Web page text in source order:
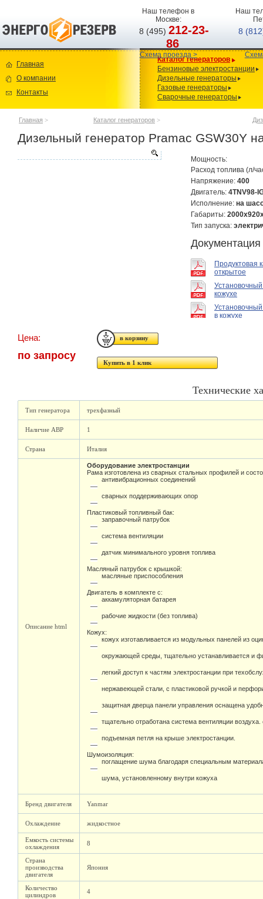
Наш телефон в
Москве:
8 (495)212-23-
86
Схема проезда >
Наш
8
Главная
О компании
Контакты
Каталог генераторов
Бензиновые электростанции
Дизельные генераторы
Газовые генераторы
Сварочные генераторы
Главная > Каталог генераторов >
Дизельный генератор Pramac GSW30Y
Мощность:
Расход топлива (л/
Напряжение: 400
Двигатель: 4TNV98-
Исполнение: на
Габариты:
Тип запуска:
Документация
Продуктовая
открытое
кожухе
в кожухе
Цена:
по запросу
Купить в 1 клик
Технические
Тип генератора трехфазный
Наличие АВР 1
Страна Италия
Описание html
Оборудование электростанции
Рама изготовлена из сварных стальных профилей и
антивибрационных соединений
сварных поддерживающих опор
Пластиковый топливный бак:
заправочный патрубок
система вентиляции
датчик минимального уровня топлива
Масляный патрубок с крышкой:
масляные приспособления
Двигатель в комплекте с:
аккамуляторная батарея
рабочие жидкости (без топлива)
Кожух:
кожух изготавливается из модульных панелей из
окружающей среды, тщательно устанавливается и
легкий доступ к частям электростанции при
нержавеющей стали, с пластиковой ручкой и
защитная дверца панели управления оснащена
тщательно отработана система вентиляции
подъемная петля на крыше электростанции.
Шумоизоляция:
поглащение шума благодаря специальным
шума, установленному внутри кожуха
Бренд двигателя Yanmar
Охлаждение жидкостное
Емкость системы
охлаждения
8
Страна
производства
двигателя
Япония
Количество
цилиндров
4